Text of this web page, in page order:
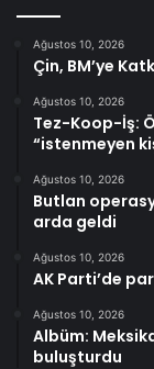
Ağustos 10, 2026
Çin, BM’ye
Ağustos 10, 2026
Tez-Koop-İş:
“istenmeyen
Ağustos 10, 2026
Butlan
arda geldi
Ağustos 10, 2026
AK Parti’de
Ağustos 10, 2026
Albüm:
buluşturdu